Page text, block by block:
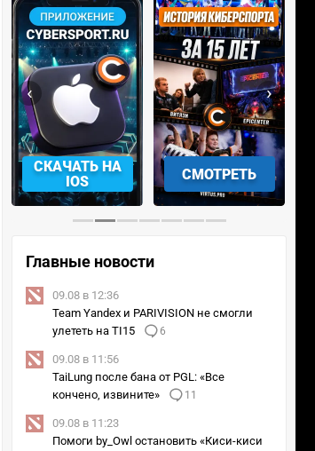
СМОТРЕТЬ УЧАСТВОВАТЬ
‹ ›
Главные новости
09.08 в 12:36
Team Yandex и PARIVISION не смогли
улететь на TI15
6
09.08 в 11:56
TaiLung после бана от PGL: «Все
кончено, извините»
11
09.08 в 11:23
Помоги by_Owl остановить «Киси-киси